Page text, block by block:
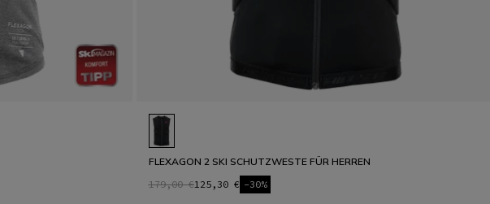
FLEXAGON 2 SKI SCHUTZWESTE FÜR HERREN
179,00 €125,30 € -30%